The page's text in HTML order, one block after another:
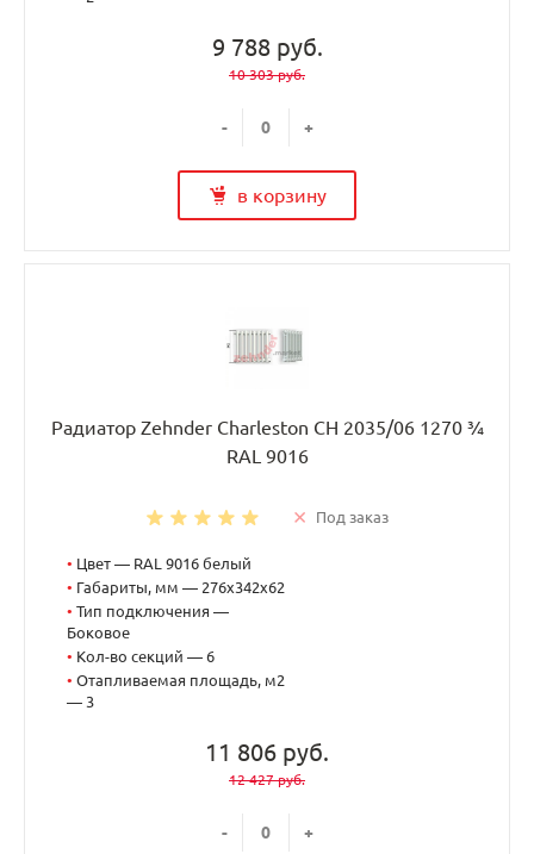
9 788 руб.
10 303 руб.
- +
в корзину
Радиатор Zehnder Charleston CH 2035/06 1270 ¾
RAL 9016
Под заказ
• Цвет — RAL 9016 белый
• Габариты, мм — 276x342x62
• Тип подключения —
Боковое
• Кол-во секций — 6
• Отапливаемая площадь, м2
— 3
11 806 руб.
12 427 руб.
- +